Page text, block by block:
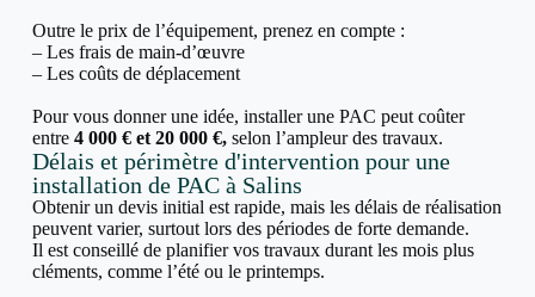
Outre le prix de l’équipement, prenez en compte :
– Les frais de main-d’œuvre
– Les coûts de déplacement
Pour vous donner une idée, installer une PAC peut coûter
entre 4 000 € et 20 000 €,selon l’ampleur des travaux.
Délais et périmètre d'intervention pour une
installation de PAC à Salins
Obtenir un devis initial est rapide, mais les délais de réalisation
peuvent varier, surtout lors des périodes de forte demande.
Il est conseillé de planifier vos travaux durant les mois plus
cléments, comme l’été ou le printemps.